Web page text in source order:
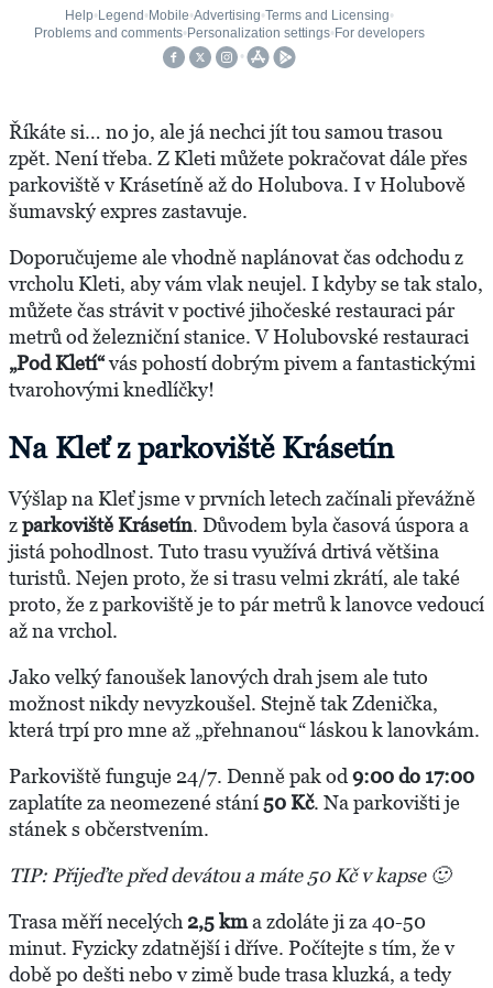
Říkáte si… no jo, ale já nechci jít tou samou trasou
zpět. Není třeba. Z Kleti můžete pokračovat dále přes
parkoviště v Krásetíně až do Holubova. I v Holubově
šumavský expres zastavuje.
Doporučujeme ale vhodně naplánovat čas odchodu z
vrcholu Kleti, aby vám vlak neujel. I kdyby se tak stalo,
můžete čas strávit v poctivé jihočeské restauraci pár
metrů od železniční stanice. V Holubovské restauraci
„Pod Kletí“vás pohostí dobrým pivem a fantastickými
tvarohovými knedlíčky!
Na Kleť z parkoviště Krásetín
Výšlap na Kleť jsme v prvních letech začínali převážně
zparkoviště Krásetín. Důvodem byla časová úspora a
jistá pohodlnost. Tuto trasu využívá drtivá většina
turistů. Nejen proto, že si trasu velmi zkrátí, ale také
proto, že z parkoviště je to pár metrů k lanovce vedoucí
až na vrchol.
Jako velký fanoušek lanových drah jsem ale tuto
možnost nikdy nevyzkoušel. Stejně tak Zdenička,
která trpí pro mne až „přehnanou“ láskou k lanovkám.
Parkoviště funguje 24/7. Denně pak od9:00 do 17:00
zaplatíte za neomezené stání50 Kč. Na parkovišti je
stánek s občerstvením.
TIP: Přijeďte před devátou a máte 50 Kč v kapse 🙂
Trasa měří necelých 2,5 kma zdoláte ji za 40-50
minut. Fyzicky zdatnější i dříve. Počítejte s tím, že v
době po dešti nebo v zimě bude trasa kluzká, a tedy